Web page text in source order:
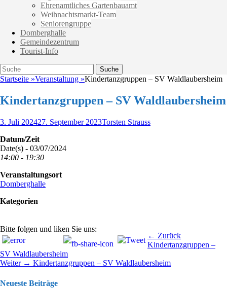
Ehrenamtliches Gartenbauamt
Weihnachtsmarkt-Team
Seniorengruppe
Domberghalle
Gemeindezentrum
Tourist-Info
Suche
Suche
nach:
Startseite »Veranstaltung »Kindertanzgruppen – SV Waldlaubersheim
Kindertanzgruppen – SV Waldlaubersheim
Veröffentlicht
3. Juli 202427. September 2023Autor
Torsten Strauss
Datum/Zeit
Date(s) - 03/07/2024
14:00 - 19:30
Veranstaltungsort
Domberghalle
Kategorien
Bitte folgen und liken Sie uns:
Beitragsnavigation ← Zurück
Beitrag:
Kindertanzgruppen –
SV Waldlaubersheim
Weiter → Nächster
Kindertanzgruppen – SV Waldlaubersheim
Neueste Beiträge